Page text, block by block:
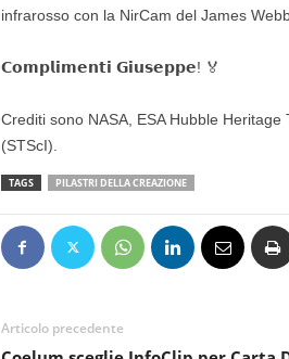
infrarosso con la NirCam del James
𝗖𝗼𝗺𝗽𝗹𝗶𝗺𝗲𝗻𝘁𝗶 𝗚𝗶𝘂𝘀𝗲𝗽𝗽𝗲! 🏅
Crediti sono NASA, ESA Hubble
(STScI).
TAGS PILASTRI DELLA CREAZIONE
Articolo precedente